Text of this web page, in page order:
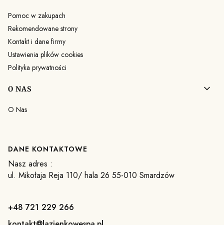
Pomoc w zakupach
Rekomendowane strony
Kontakt i dane firmy
Ustawienia plików cookies
Polityka prywatności
O NAS
O Nas
DANE KONTAKTOWE
Nasz adres :
ul. Mikołaja Reja 110/ hala 26 55-010 Smardzów
+48 721 229 266